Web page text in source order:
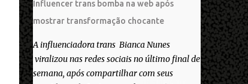
Gabriela. Gabriela classificou a capa como
linda e a matéria que envolvem 180
histórias (e corpos nus) de gente que se
apaixonou pela própria pele – como
extraordinária. O Pele Projetc tem como
Influencer trans bomba na web após
mostrar transformação chocante
A influenciadora trans Bianca Nunes
viralizou nas redes sociais no último final de
semana, após compartilhar com seus